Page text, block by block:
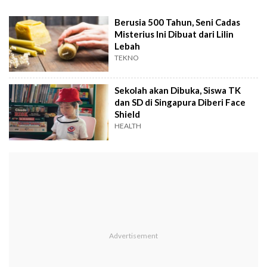
Berusia 500 Tahun, Seni Cadas
Misterius Ini Dibuat dari Lilin
Lebah
TEKNO
Sekolah akan Dibuka, Siswa TK
dan SD di Singapura Diberi Face
Shield
HEALTH